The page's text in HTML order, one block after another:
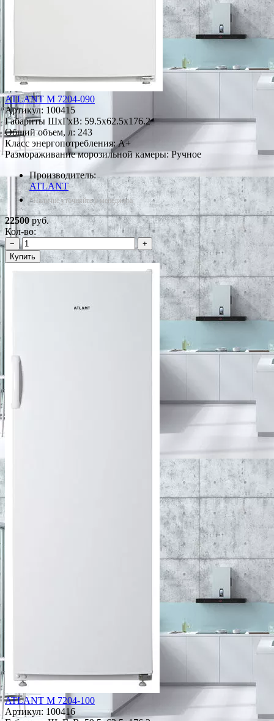
ATLANT М 7204-090
Артикул: 100415
Габариты ШxГxВ: 59.5x62.5x176.2
Общий объем, л: 243
Класс энергопотребления: A+
Размораживание морозильной камеры: Ручное
Производитель:
ATLANT
*Наличие уточняйте у менеджера
22500руб.
Кол-во:
−
+
Купить
ATLANT М 7204-100
Артикул: 100416